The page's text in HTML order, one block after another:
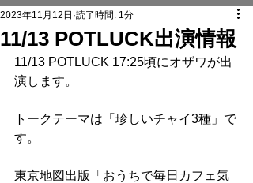
11/13 POTLUCK出演情報
2023年11月12日 読了時間: 1分
11/13 POTLUCK 17:25頃にオザワが出
演します。
トークテーマは「珍しいチャイ3種」で
す。
東京地図出版「おうちで毎日カフェ気